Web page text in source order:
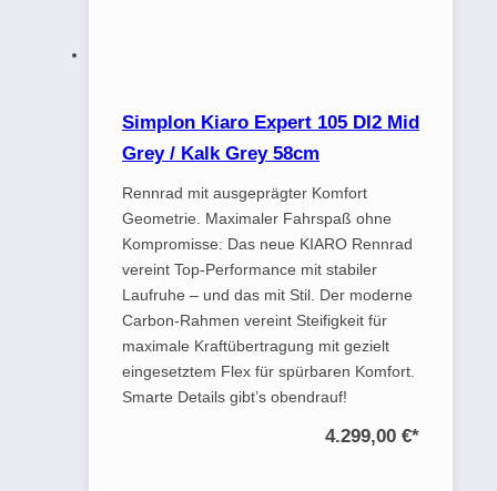
Simplon Kiaro Expert 105 DI2 Mid
Grey / Kalk Grey 58cm
Rennrad mit ausgeprägter Komfort
Geometrie. Maximaler Fahrspaß ohne
Kompromisse: Das neue KIARO Rennrad
vereint Top-Performance mit stabiler
Laufruhe – und das mit Stil. Der moderne
Carbon-Rahmen vereint Steifigkeit für
maximale Kraftübertragung mit gezielt
eingesetztem Flex für spürbaren Komfort.
Smarte Details gibt’s obendrauf!
4.299,00 €*